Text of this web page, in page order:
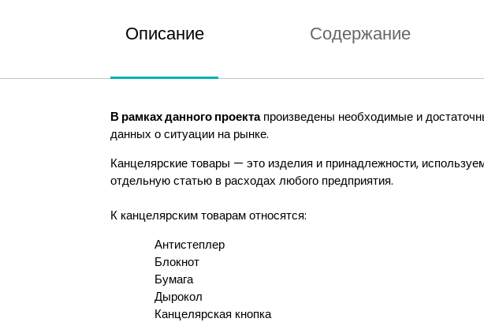
Описание Содержание
В рамках данного проектапроизведены необходимые и
данных о ситуации на рынке.
Канцелярские товары — это изделия и принадлежности,
отдельную статью в расходах любого предприятия.
К канцелярским товарам относятся:
Антистеплер
Блокнот
Бумага
Дырокол
Канцелярская кнопка